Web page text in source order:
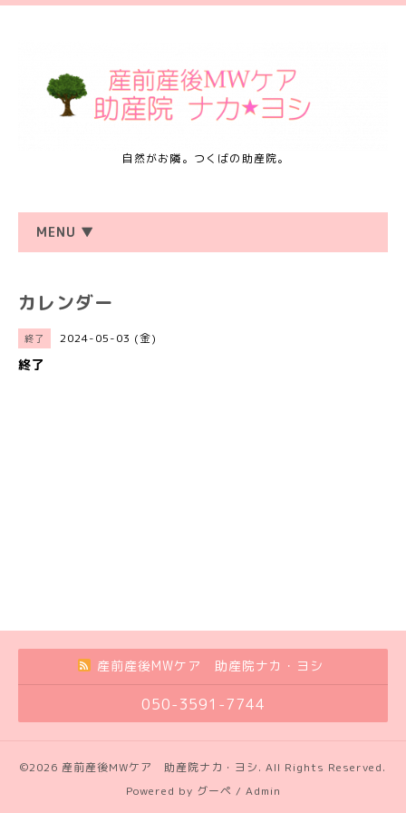
自然がお隣。つくばの助産院。
MENU ▼
カレンダー
終了 2024-05-03 (金)
終了
産前産後MWケア 助産院ナカ・ヨシ
050-3591-7744
©2026 産前産後MWケア 助産院ナカ・ヨシ. All Rights Reserved.
Powered by グーペ / Admin